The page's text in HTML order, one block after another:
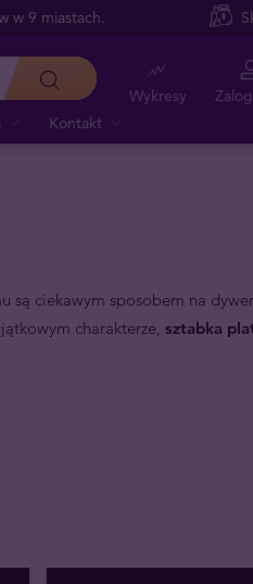
w 9 miastach.
Kontakt
Wykresy
są ciekawym sposobem na
charakterze, sztabka